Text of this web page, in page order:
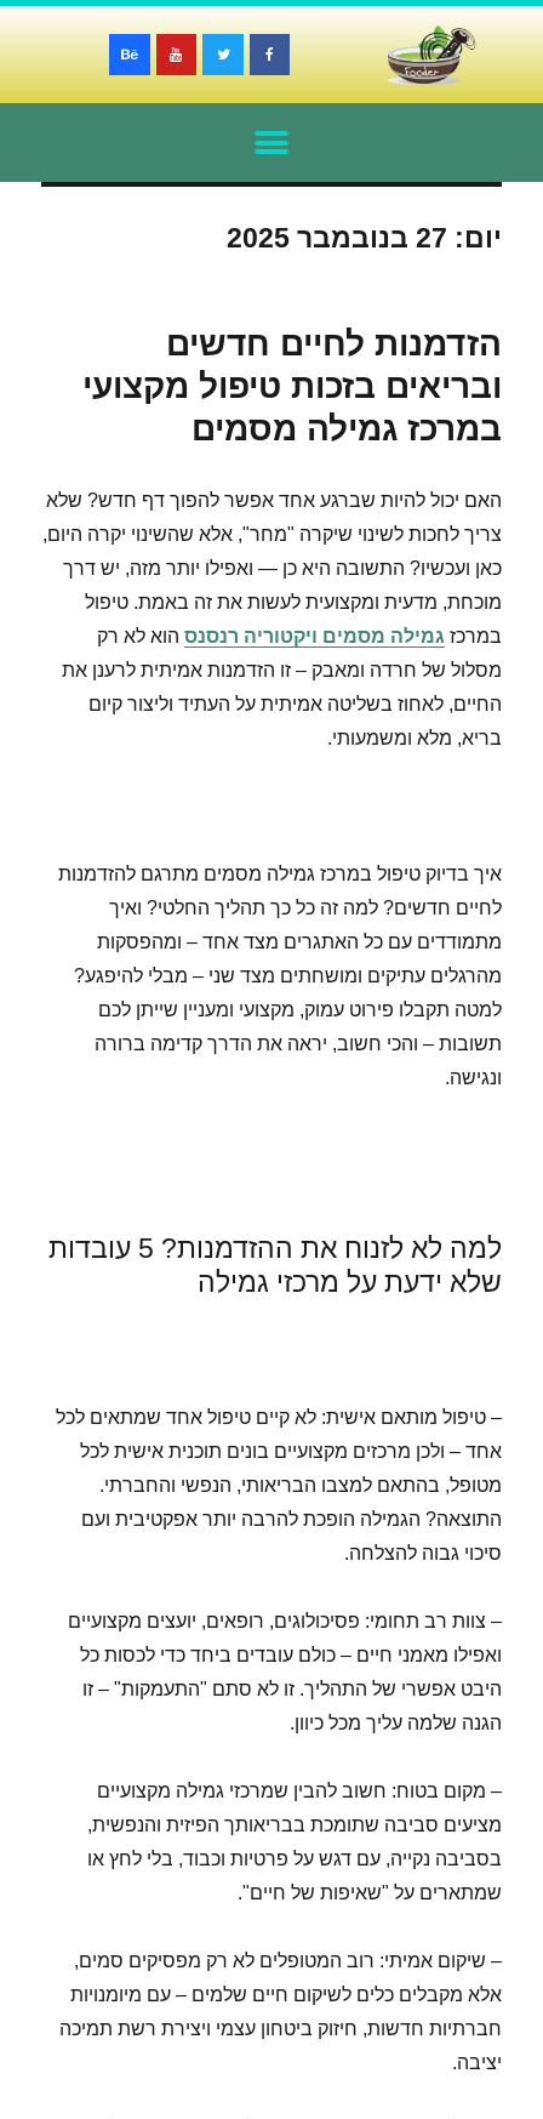
יום: 27 בנובמבר 2025
הזדמנות לחיים חדשים
ובריאים בזכות טיפול מקצועי
במרכז גמילה מסמים
האם יכול להיות שברגע אחד אפשר להפוך דף חדש? שלא
צריך לחכות לשינוי שיקרה "מחר", אלא שהשינוי יקרה היום,
כאן ועכשיו? התשובה היא כן — ואפילו יותר מזה, יש דרך
מוכחת, מדעית ומקצועית לעשות את זה באמת. טיפול
במרכז גמילה מסמים ויקטוריה רנסנס הוא לא רק
מסלול של חרדה ומאבק – זו הזדמנות אמיתית לרענן את
החיים, לאחוז בשליטה אמיתית על העתיד וליצור קיום
בריא, מלא ומשמעותי.
איך בדיוק טיפול במרכז גמילה מסמים מתרגם להזדמנות
לחיים חדשים? למה זה כל כך תהליך החלטי? ואיך
מתמודדים עם כל האתגרים מצד אחד – ומהפסקות
מהרגלים עתיקים ומושחתים מצד שני – מבלי להיפגע?
למטה תקבלו פירוט עמוק, מקצועי ומעניין שייתן לכם
תשובות – והכי חשוב, יראה את הדרך קדימה ברורה
ונגישה.
למה לא לזנוח את ההזדמנות? 5 עובדות
שלא ידעת על מרכזי גמילה
– טיפול מותאם אישית: לא קיים טיפול אחד שמתאים לכל
אחד – ולכן מרכזים מקצועיים בונים תוכנית אישית לכל
מטופל, בהתאם למצבו הבריאותי, הנפשי והחברתי.
התוצאה? הגמילה הופכת להרבה יותר אפקטיבית ועם
סיכוי גבוה להצלחה.
– צוות רב תחומי: פסיכולוגים, רופאים, יועצים מקצועיים
ואפילו מאמני חיים – כולם עובדים ביחד כדי לכסות כל
היבט אפשרי של התהליך. זו לא סתם "התעמקות" – זו
הגנה שלמה עליך מכל כיוון.
– מקום בטוח: חשוב להבין שמרכזי גמילה מקצועיים
מציעים סביבה שתומכת בבריאותך הפיזית והנפשית,
בסביבה נקייה, עם דגש על פרטיות וכבוד, בלי לחץ או
שמתארים על "שאיפות של חיים".
– שיקום אמיתי: רוב המטופלים לא רק מפסיקים סמים,
אלא מקבלים כלים לשיקום חיים שלמים – עם מיומנויות
חברתיות חדשות, חיזוק ביטחון עצמי ויצירת רשת תמיכה
יציבה.